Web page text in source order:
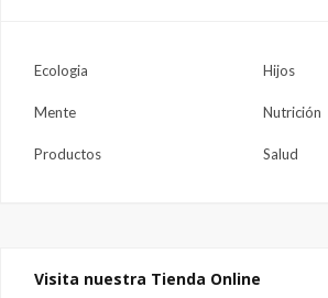
Ecologia Hijos
Mente Nutrición
Productos Salud
Visita nuestra Tienda Online